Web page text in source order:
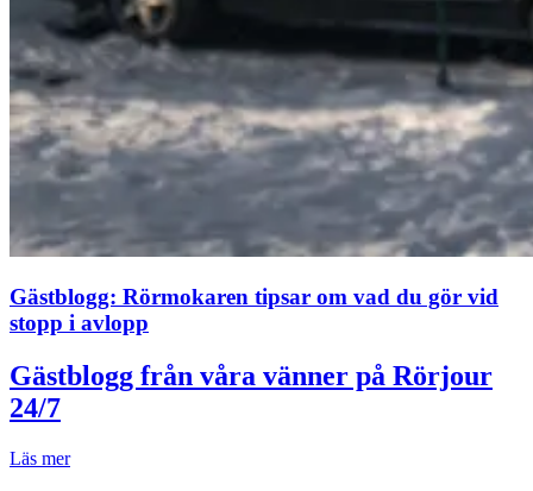
Gästblogg: Rörmokaren tipsar om vad du gör vid
stopp i avlopp
Gästblogg från våra vänner på Rörjour
24/7
Läs mer